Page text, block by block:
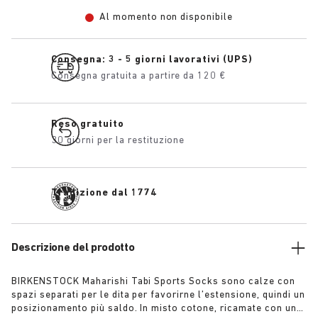
Al momento non disponibile
Consegna: 3 - 5 giorni lavorativi (UPS)
Consegna gratuita a partire da 120 €
Reso gratuito
30 giorni per la restituzione
Tradizione dal 1774
Descrizione del prodotto
BIRKENSTOCK Maharishi Tabi Sports Socks sono calze con
spazi separati per le dita per favorirne l’estensione, quindi un
posizionamento più saldo. In misto cotone, ricamate con un